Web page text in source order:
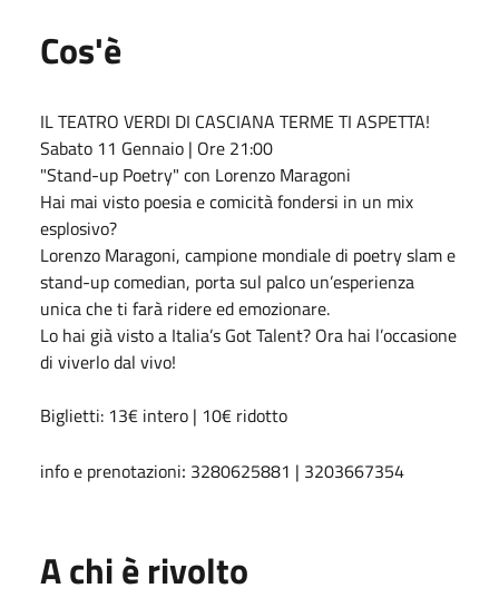
Cos'è
IL TEATRO VERDI DI CASCIANA TERME TI ASPETTA!
Sabato 11 Gennaio | Ore 21:00
"Stand-up Poetry" con Lorenzo Maragoni
Hai mai visto poesia e comicità fondersi in un mix
esplosivo?
Lorenzo Maragoni, campione mondiale di poetry slam e
stand-up comedian, porta sul palco un’esperienza
unica che ti farà ridere ed emozionare.
Lo hai già visto a Italia’s Got Talent? Ora hai l’occasione
di viverlo dal vivo!
Biglietti: 13€ intero | 10€ ridotto
info e prenotazioni: 3280625881 | 3203667354
A chi è rivolto